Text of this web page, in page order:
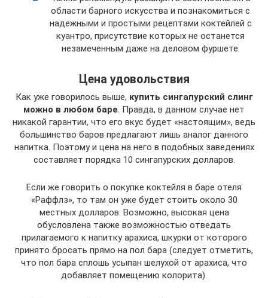
области барного искусства и познакомиться с
надежными и простыми рецептами коктейлей с
куантро, присутствие которых не останется
незамеченным даже на деловом фуршете.
Цена удовольствия
Как уже говорилось выше, купить сингапурский слинг
можно в любом баре. Правда, в данном случае нет
никакой гарантии, что его вкус будет «настоящим», ведь
большинство баров предлагают лишь аналог данного
напитка. Поэтому и цена на него в подобных заведениях
составляет порядка 10 сингапурских долларов.
Если же говорить о покупке коктейля в баре отеля
«Раффлз», то там он уже будет стоить около 30
местных долларов. Возможно, высокая цена
обусловлена также возможностью отведать
прилагаемого к напитку арахиса, шкурки от которого
принято бросать прямо на пол бара (следует отметить,
что пол бара сплошь усыпан шелухой от арахиса, что
добавляет помещению колорита).